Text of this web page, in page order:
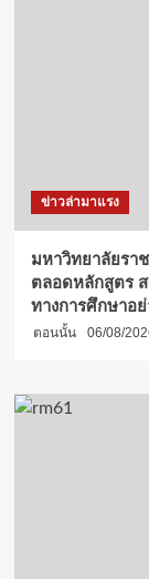
ข่าวล่ามาแรง
มหาวิทยาลัยรา
ตลอดหลักสูตร
ทางการศึกษาอย่
ตอนนั้น 06/08/